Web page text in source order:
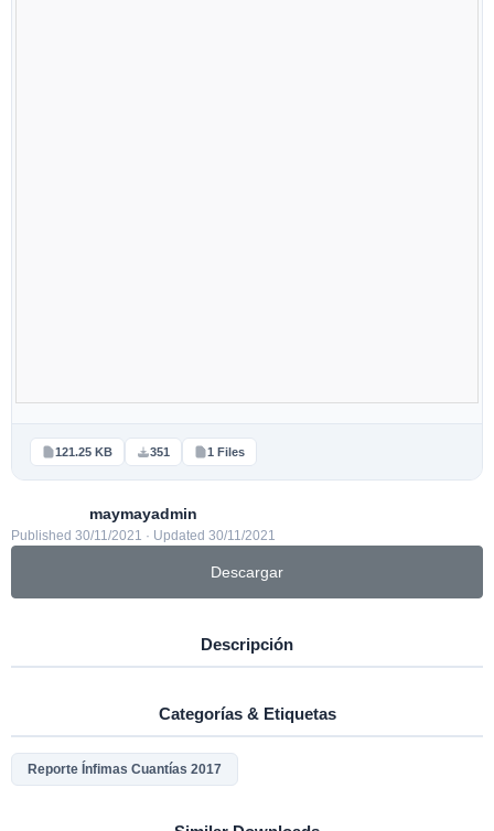
121.25 KB 351 1 Files
maymayadmin
Published 30/11/2021 · Updated 30/11/2021
Descargar
Descripción
Categorías & Etiquetas
Reporte Ínfimas Cuantías 2017